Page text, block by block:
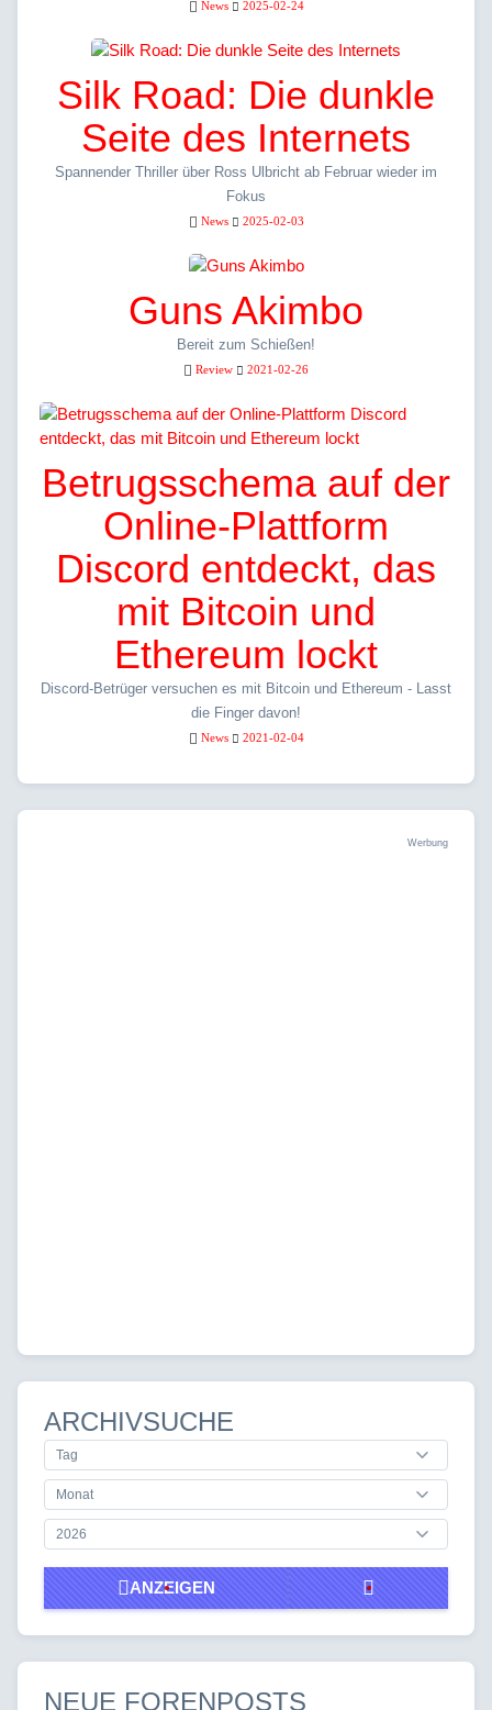
News 2025-02-24
Silk Road: Die dunkle
Seite des Internets
Spannender Thriller über Ross Ulbricht ab Februar wieder im
Fokus
News 2025-02-03
Guns Akimbo
Bereit zum Schießen!
Review 2021-02-26
Betrugsschema auf der
Online-Plattform
Discord entdeckt, das
mit Bitcoin und
Ethereum lockt
Discord-Betrüger versuchen es mit Bitcoin und Ethereum - Lasst
die Finger davon!
News 2021-02-04
Werbung
ARCHIVSUCHE
ANZEIGEN
NEUE FORENPOSTS